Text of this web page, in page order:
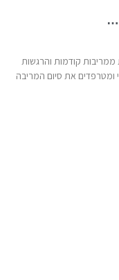
ממריבות קודמות והרגשות
ומטרפדים את סיום המריבה